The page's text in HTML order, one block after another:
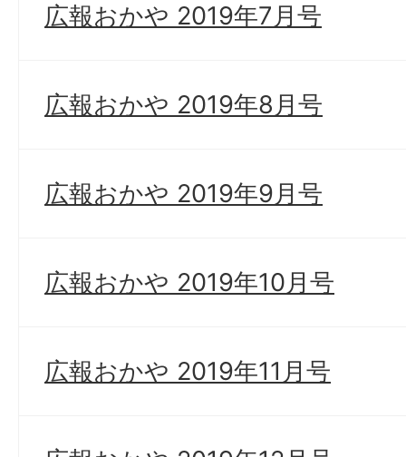
広報おかや 2019年7月号
広報おかや 2019年8月号
広報おかや 2019年9月号
広報おかや 2019年10月号
広報おかや 2019年11月号